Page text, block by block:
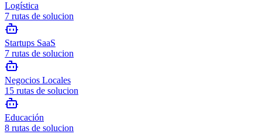
Logística
7 rutas de solucion
Startups SaaS
7 rutas de solucion
Negocios Locales
15 rutas de solucion
Educación
8 rutas de solucion